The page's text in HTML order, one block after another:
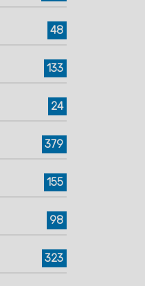
48
133
24
379
155
98
323